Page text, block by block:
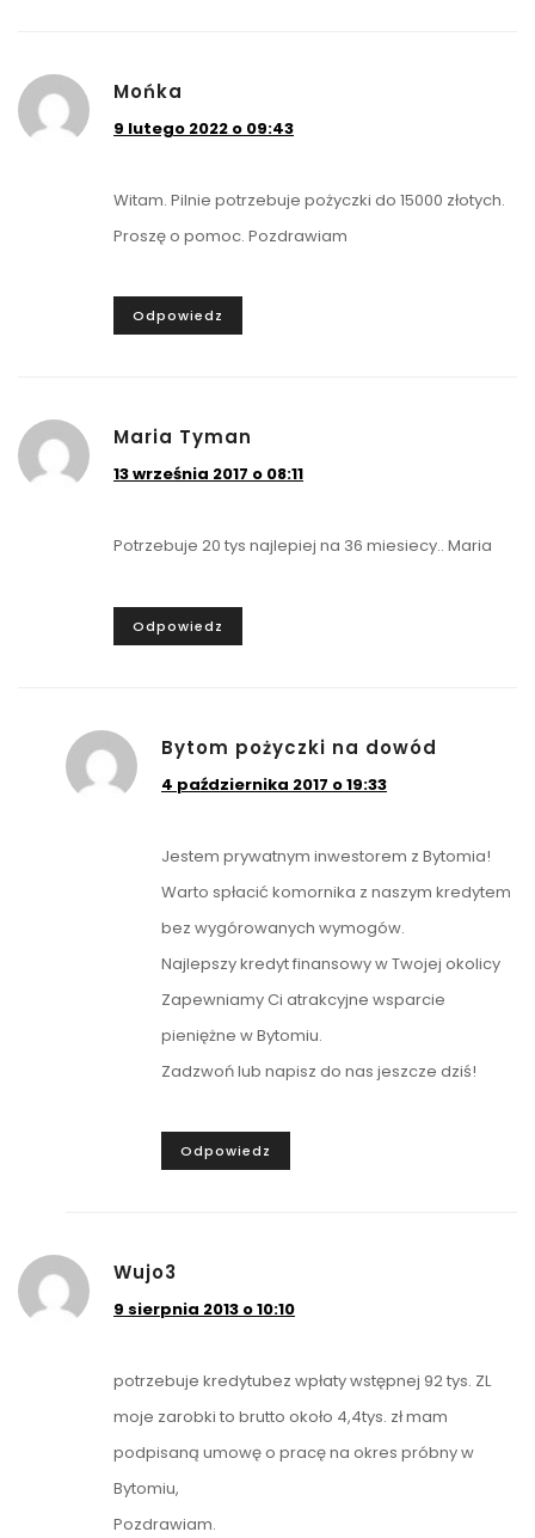
Mońka
9 lutego 2022 o 09:43
Witam. Pilnie potrzebuje pożyczki do 15000 złotych.
Proszę o pomoc. Pozdrawiam
Odpowiedz
Maria Tyman
13 września 2017 o 08:11
Potrzebuje 20 tys najlepiej na 36 miesiecy.. Maria
Odpowiedz
Bytom pożyczki na dowód
4 października 2017 o 19:33
Jestem prywatnym inwestorem z Bytomia!
Warto spłacić komornika z naszym kredytem
bez wygórowanych wymogów.
Najlepszy kredyt finansowy w Twojej okolicy
Zapewniamy Ci atrakcyjne wsparcie
pieniężne w Bytomiu.
Zadzwoń lub napisz do nas jeszcze dziś!
Odpowiedz
Wujo3
9 sierpnia 2013 o 10:10
potrzebuje kredytubez wpłaty wstępnej 92 tys. ZL
moje zarobki to brutto około 4,4tys. zł mam
podpisaną umowę o pracę na okres próbny w
Bytomiu,
Pozdrawiam.